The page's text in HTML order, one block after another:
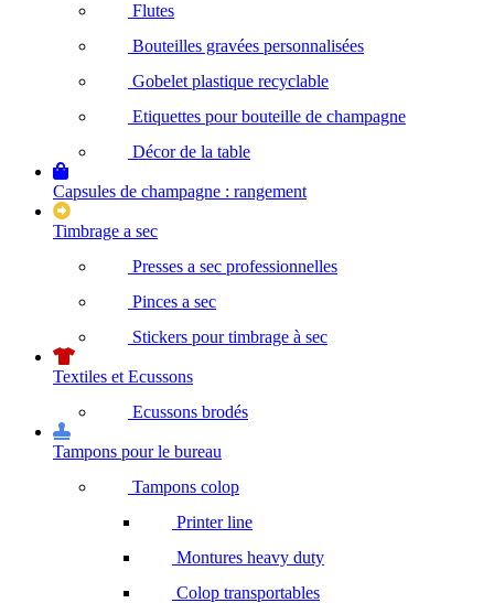
Flutes
Bouteilles gravées personnalisées
Gobelet plastique recyclable
Etiquettes pour bouteille de champagne
Décor de la table
Capsules de champagne : rangement
Timbrage a sec
Presses a sec professionnelles
Pinces a sec
Stickers pour timbrage à sec
Textiles et Ecussons
Ecussons brodés
Tampons pour le bureau
Tampons colop
Printer line
Montures heavy duty
Colop transportables